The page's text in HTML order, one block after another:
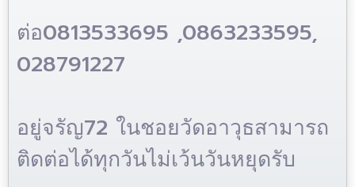
ต่อ0813533695 ,0863233595,
028791227
อยู่จรัญ72 ในชอยวัดอาวุธสามารถ
ติดต่อได้ทุกวันไม่เว้นวันหยุดรับ